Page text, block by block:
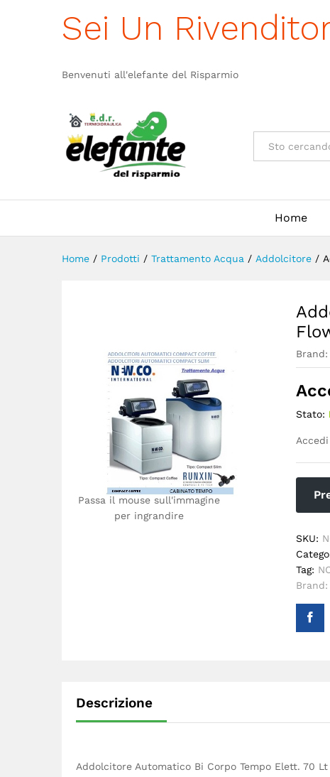
Sei Un
Benvenuti all'elefante del Risparmio
Categorie
Home
Home / Prodotti / Trattamento Acqua / Addolcitore /
Passa il mouse sull'immagine
per ingrandire
Brand:
Stato:
Accedi
SKU:
Tag:
Brand:
Descrizione
Addolcitore Automatico Bi Corpo Tempo Elett. 70
Ncbte70E268Bp
Descrizione